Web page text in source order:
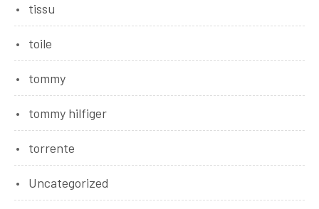
tissu
toile
tommy
tommy hilfiger
torrente
Uncategorized